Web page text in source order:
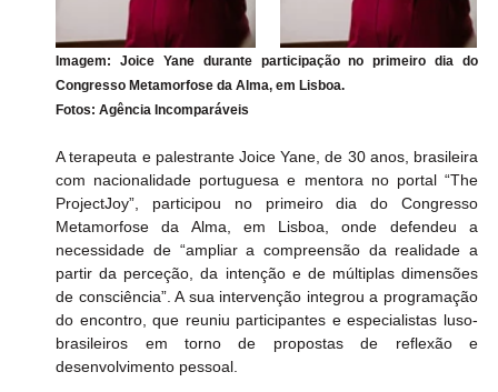
Imagem: Joice Yane durante participação no primeiro dia do
Congresso Metamorfose da Alma, em Lisboa.
Fotos: Agência Incomparáveis
A terapeuta e palestrante Joice Yane, de 30 anos, brasileira
com nacionalidade portuguesa e mentora no portal “The
ProjectJoy”, participou no primeiro dia do Congresso
Metamorfose da Alma, em Lisboa, onde defendeu a
necessidade de “ampliar a compreensão da realidade a
partir da perceção, da intenção e de múltiplas dimensões
de consciência”. A sua intervenção integrou a programação
do encontro, que reuniu participantes e especialistas luso-
brasileiros em torno de propostas de reflexão e
desenvolvimento pessoal.